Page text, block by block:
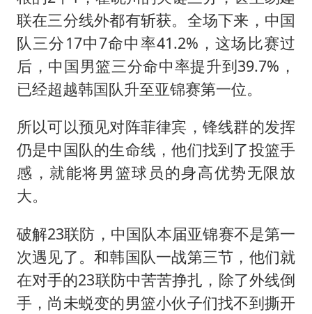
联在三分线外都有斩获。全场下来，中国
队三分17中7命中率41.2%，这场比赛过
后，中国男篮三分命中率提升到39.7%，
已经超越韩国队升至亚锦赛第一位。
所以可以预见对阵菲律宾，锋线群的发挥
仍是中国队的生命线，他们找到了投篮手
感，就能将男篮球员的身高优势无限放
大。
破解23联防，中国队本届亚锦赛不是第一
次遇见了。和韩国队一战第三节，他们就
在对手的23联防中苦苦挣扎，除了外线倒
手，尚未蜕变的男篮小伙子们找不到撕开